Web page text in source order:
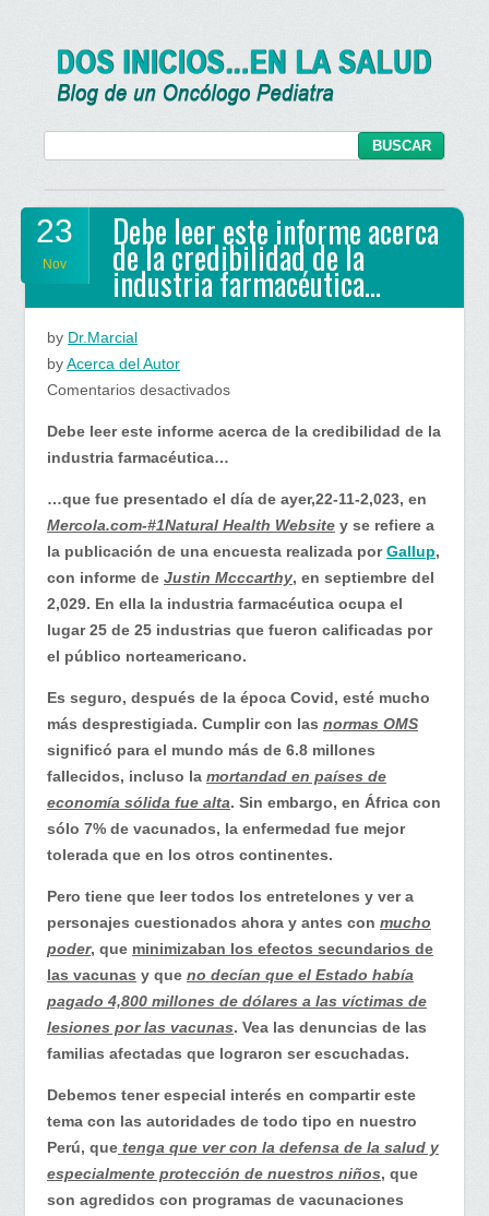
23
Nov
Debe leer este informe acerca
de la credibilidad de la
industria farmacéutica…
by Dr.Marcial
byAcerca del Autor
Comentarios desactivadosen
leer
informe
acerca
de
la
credibilidad
de
la
farmacéutica…
Debe leer este informe acerca de la credibilidad de la
industria farmacéutica…
…que fue presentado el día de ayer,22-11-2,023, en
Mercola.com-#1Natural Health Website y se refiere a
la publicación de una encuesta realizada porGallup,
con informe de Justin Mcccarthy, en septiembre del
2,029. En ella la industria farmacéutica ocupa el
lugar 25 de 25 industrias que fueron calificadas por
el público norteamericano.
Es seguro, después de la época Covid, esté mucho
más desprestigiada. Cumplir con las normas OMS
significó para el mundo más de 6.8 millones
fallecidos, incluso la mortandad en países de
economía sólida fue alta. Sin embargo, en África con
sólo 7% de vacunados, la enfermedad fue mejor
tolerada que en los otros continentes.
Pero tiene que leer todos los entretelones y ver a
personajes cuestionados ahora y antes con mucho
poder, que minimizaban los efectos secundarios de
las vacunas y que no decían que el Estado había
pagado 4,800 millones de dólares a las víctimas de
lesiones por las vacunas. Vea las denuncias de las
familias afectadas que lograron ser escuchadas.
Debemos tener especial interés en compartir este
tema con las autoridades de todo tipo en nuestro
Perú, que tenga que ver con la defensa de la salud y
especialmente protección de nuestros niños, que
son agredidos con programas de vacunaciones